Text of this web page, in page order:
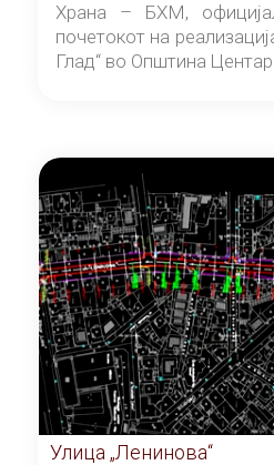
Храна – БХМ,
почетокот на
Глад“ во Општина Центар
Улица „Ленинова“